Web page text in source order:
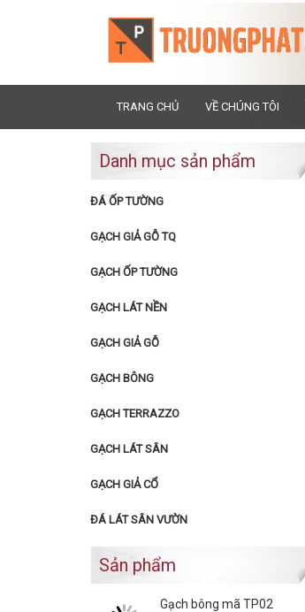
TRANG CHỦ VỀ CHÚNG TÔI
Danh mục sản phẩm
ĐÁ ỐP TƯỜNG
GẠCH GIẢ GỖ TQ
GẠCH ỐP TƯỜNG
GẠCH LÁT NỀN
GẠCH GIẢ GỖ
GẠCH BÔNG
GẠCH TERRAZZO
GẠCH LÁT SÂN
GẠCH GIẢ CỔ
ĐÁ LÁT SÂN VƯỜN
Sản phẩm
Gạch bông mã TP02